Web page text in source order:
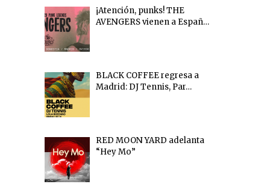
¡Atención, punks! THE
AVENGERS vienen a Españ…
BLACK COFFEE regresa a
Madrid: DJ Tennis, Par…
RED MOON YARD adelanta
“Hey Mo”